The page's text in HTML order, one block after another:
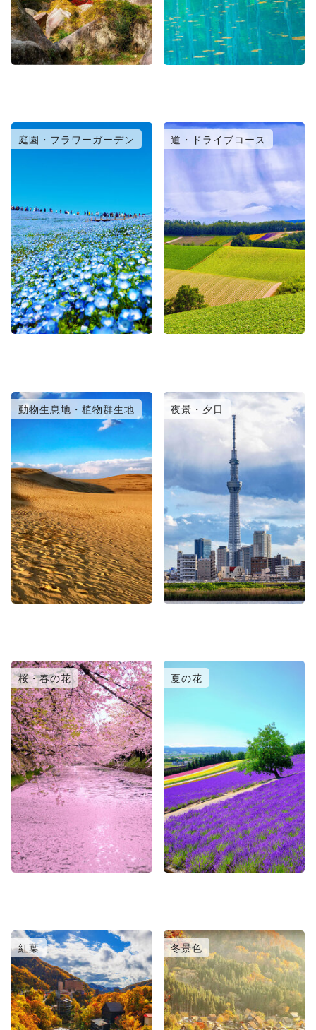
庭園・フラワーガーデン 道・ドライブコース
動物生息地・植物群生地 夜景・夕日
桜・春の花 夏の花
紅葉 冬景色